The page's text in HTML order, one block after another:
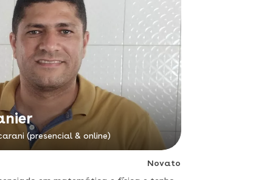
(presencial & online)
Novato